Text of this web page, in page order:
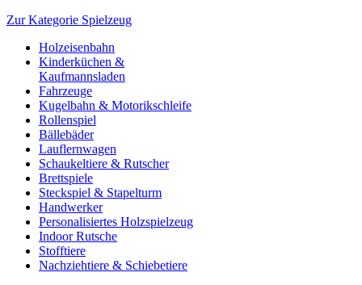
Zur Kategorie Spielzeug
Holzeisenbahn
Kinderküchen &
Kaufmannsladen
Fahrzeuge
Kugelbahn & Motorikschleife
Rollenspiel
Bällebäder
Lauflernwagen
Schaukeltiere & Rutscher
Brettspiele
Steckspiel & Stapelturm
Handwerker
Personalisiertes Holzspielzeug
Indoor Rutsche
Stofftiere
Nachziehtiere & Schiebetiere